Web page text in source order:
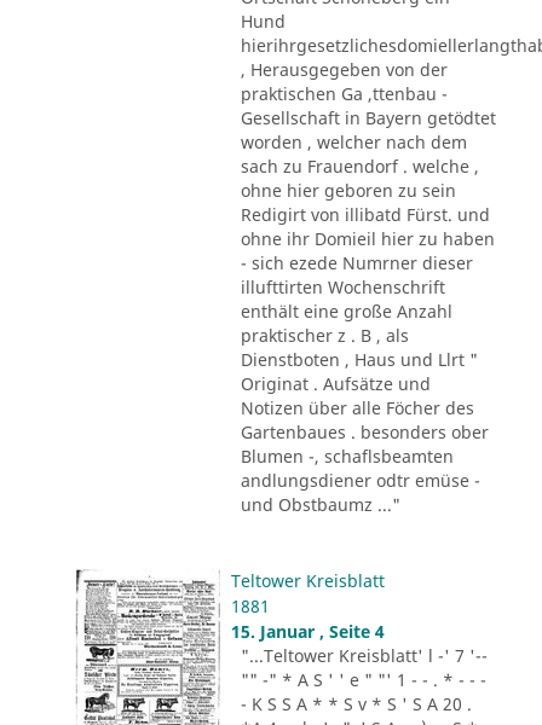
Hund
, Herausgegeben von der
praktischen Ga ,ttenbau -
Gesellschaft in Bayern getödtet
worden , welcher nach dem
sach zu Frauendorf . welche ,
ohne hier geboren zu sein
Redigirt von illibatd Fürst. und
ohne ihr Domieil hier zu haben
- sich ezede Numrner dieser
illufttirten Wochenschrift
enthält eine große Anzahl
praktischer z . B , als
Dienstboten , Haus und Llrt "
Originat . Aufsätze und
Notizen über alle Föcher des
Gartenbaues . besonders ober
Blumen -, schaflsbeamten
andlungsdiener odtr emüse -
und Obstbaumz ..."
Teltower Kreisblatt
1881
15. Januar , Seite 4
"...Teltower Kreisblatt' l -' 7 '--
"" -" * A S ' ' e " "' 1 - - . * - - -
- K S S A * * S v * S ' S A 20 .